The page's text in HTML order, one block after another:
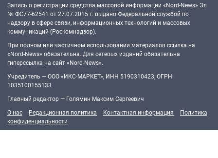
Запись о регистрации средства массовой информации «Nord-News» Эл
№ ФС77-62541 от 27.07.2015 г. выдано Федеральной службой по
надзору в сфере связи, информационных технологий и массовых
коммуникаций (Роскомнадзор).
При полном или частичном использовании материалов ссылка на
«Nord-News» обязательна. Для сетевых изданий обязательна
гиперссылка на сайт «Nord-News».
Учредитель — ООО «ИКС-МАРКЕТ», ИНН 5190310423, ОГРН
1035100155133
Главный редактор — Голямин Максим Сергеевич
О нас
Редакционная политика Контактная информация
Политика
конфиденциальности